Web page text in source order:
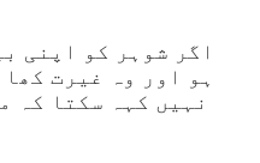
اگر شوہر کو اپنی
ہو اور وہ غیرت
نہیں کہہ سکتا کہ